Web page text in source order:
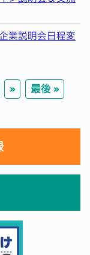
業説明会日程変
» 最後 »